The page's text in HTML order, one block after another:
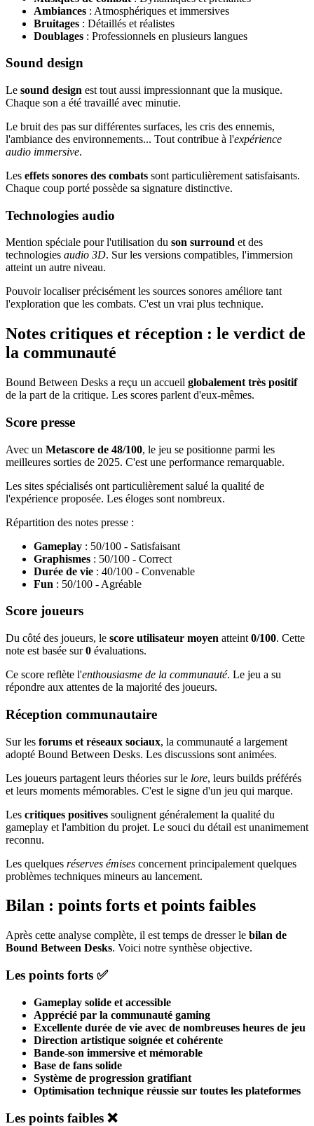
Ambiances : Atmosphériques et immersives
Bruitages : Détaillés et réalistes
Doublages : Professionnels en plusieurs langues
Sound design
Le sound design est tout aussi impressionnant que la musique.
Chaque son a été travaillé avec minutie.
Le bruit des pas sur différentes surfaces, les cris des ennemis,
l'ambiance des environnements... Tout contribue à l'expérience
audio immersive.
Les effets sonores des combats sont particulièrement satisfaisants.
Chaque coup porté possède sa signature distinctive.
Technologies audio
Mention spéciale pour l'utilisation du son surround et des
technologies audio 3D. Sur les versions compatibles, l'immersion
atteint un autre niveau.
Pouvoir localiser précisément les sources sonores améliore tant
l'exploration que les combats. C'est un vrai plus technique.
Notes critiques et réception : le verdict de
la communauté
Bound Between Desks a reçu un accueil globalement très positif
de la part de la critique. Les scores parlent d'eux-mêmes.
Score presse
Avec un Metascore de 48/100, le jeu se positionne parmi les
meilleures sorties de 2025. C'est une performance remarquable.
Les sites spécialisés ont particulièrement salué la qualité de
l'expérience proposée. Les éloges sont nombreux.
Répartition des notes presse :
Gameplay : 50/100 - Satisfaisant
Graphismes : 50/100 - Correct
Durée de vie : 40/100 - Convenable
Fun : 50/100 - Agréable
Score joueurs
Du côté des joueurs, le score utilisateur moyen atteint 0/100. Cette
note est basée sur0 évaluations.
Ce score reflète l'enthousiasme de la communauté. Le jeu a su
répondre aux attentes de la majorité des joueurs.
Réception communautaire
Sur les forums et réseaux sociaux, la communauté a largement
adopté Bound Between Desks. Les discussions sont animées.
Les joueurs partagent leurs théories sur le lore, leurs builds préférés
et leurs moments mémorables. C'est le signe d'un jeu qui marque.
Les critiques positives soulignent généralement la qualité du
gameplay et l'ambition du projet. Le souci du détail est unanimement
reconnu.
Les quelques réserves émises concernent principalement quelques
problèmes techniques mineurs au lancement.
Bilan : points forts et points faibles
Après cette analyse complète, il est temps de dresser le bilan de
Bound Between Desks. Voici notre synthèse objective.
Les points forts ✅
Gameplay solide et accessible
Apprécié par la communauté gaming
Excellente durée de vie avec de nombreuses heures de jeu
Direction artistique soignée et cohérente
Bande-son immersive et mémorable
Base de fans solide
Système de progression gratifiant
Optimisation technique réussie sur toutes les plateformes
Les points faibles ❌